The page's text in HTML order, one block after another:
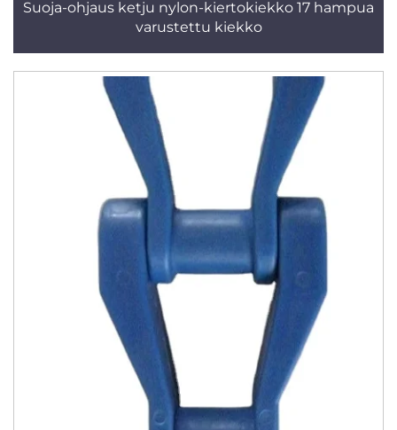
Suoja-ohjaus ketju nylon-kiertokiekko 17 hampua
varustettu kiekko